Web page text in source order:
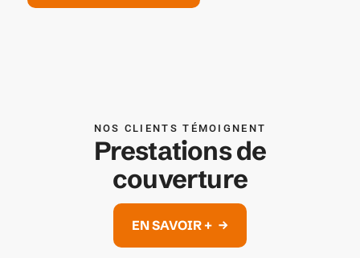
NOS CLIENTS TÉMOIGNENT
Prestations de
couverture
EN SAVOIR +